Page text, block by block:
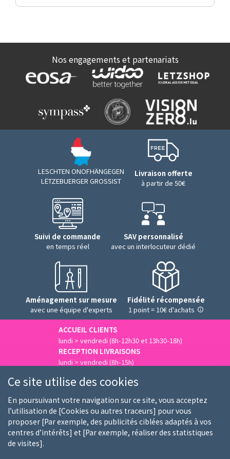
Nos engagements et partenariats
LESCHTEN ONOFHÄNGEGEN
LËTZEBUERGER GROSSIST
Livraison offerte
à partir de 50€
Suivi de commande
en temps réel
SAV personnalisé
avec un interlocuteur dédié
Aménagement sur mesure
avec une équipe d'experts
Fidélité récompensée
1 point = 10€ d'achats
ACCUEIL CLIENTS
lundi > vendredi (8h-12h30 et 13h30-18h)
RECEPTION LIVRAISONS
lundi > vendredi (8h-15h)
Qui sommes-nous Nos clients
Nos marques
Ce site utilise des cookies
En poursuivant votre navigation sur ce site, vous acceptez
l’utilisation de [Cookies ou autres traceurs] pour vous
proposer [Par exemple, des publicités ciblées adaptés à vos
centres d’intérêts] et [Par exemple, réaliser des statistiques
de visites].